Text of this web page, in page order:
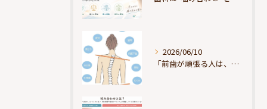
2026/06/10
「前歯が頑張る人は、だいたい疲れている」